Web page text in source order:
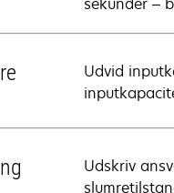
Udvid
Udskriv